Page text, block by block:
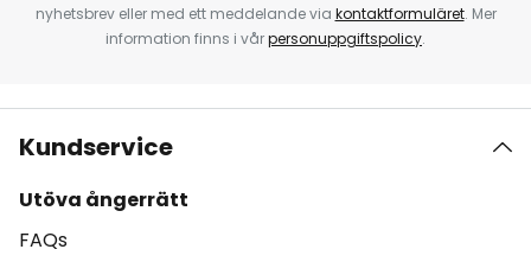
nyhetsbrev eller med ett meddelande via kontaktformuläret. Mer
information finns i vårpersonuppgiftspolicy.
Kundservice
Utöva ångerrätt
FAQs